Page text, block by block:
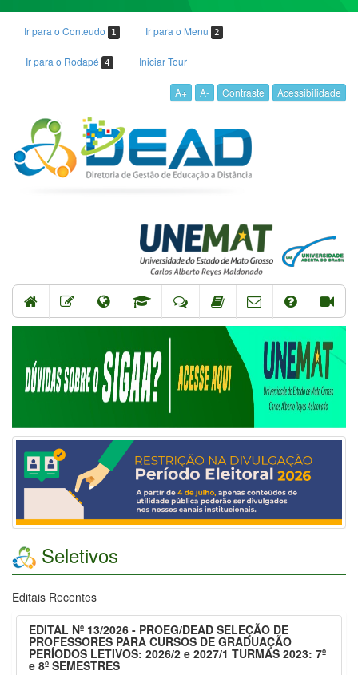
Ir para o Conteudo 1 Ir para o Menu 2
Ir para o Rodapé 4 Iniciar Tour
A+ A- Contraste Acessibilidade
Seletivos
Editais Recentes
EDITAL Nº 13/2026 - PROEG/DEAD SELEÇÃO DE
PROFESSORES PARA CURSOS DE GRADUAÇÃO
PERÍODOS LETIVOS: 2026/2 e 2027/1 TURMAS 2023: 7º
e 8º SEMESTRES